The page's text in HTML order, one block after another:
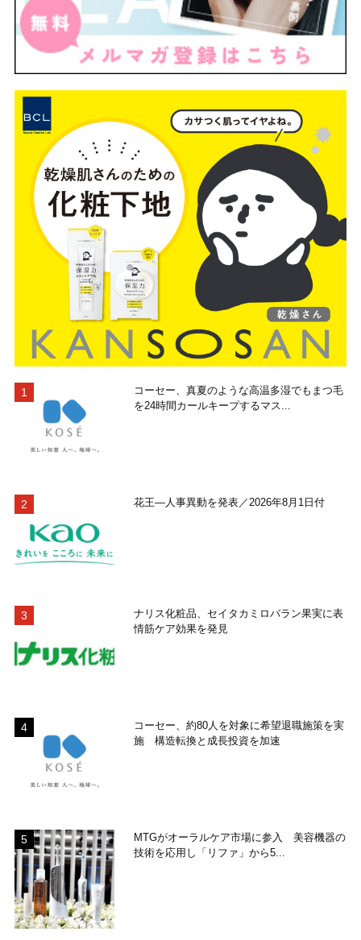
コーセー、真夏のような高温多湿でもまつ毛
を24時間カールキープするマス...
花王―人事異動を発表／2026年8月1日付
ナリス化粧品、セイタカミロバラン果実に表
情筋ケア効果を発見
コーセー、約80人を対象に希望退職施策を実
施 構造転換と成長投資を加速
MTGがオーラルケア市場に参入 美容機器の
技術を応用し「リファ」から5...